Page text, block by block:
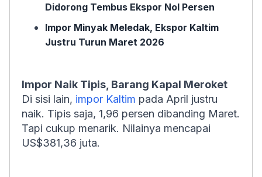
Didorong Tembus Ekspor Nol Persen
Impor Minyak Meledak, Ekspor Kaltim
Justru Turun Maret 2026
Impor Naik Tipis, Barang Kapal Meroket
Di sisi lain, impor Kaltim pada April justru
naik. Tipis saja, 1,96 persen dibanding Maret.
Tapi cukup menarik. Nilainya mencapai
US$381,36 juta.